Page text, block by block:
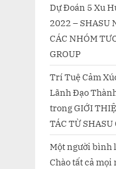
Dự Đoán 5 Xu
2022 – SHASU
CÁC NHÓM
GROUP
Trí Tuệ Cảm
Lãnh Đạo
trongGIỚI
TÁC TỪ SHASU
Một người bình
Chào tất cả mọi